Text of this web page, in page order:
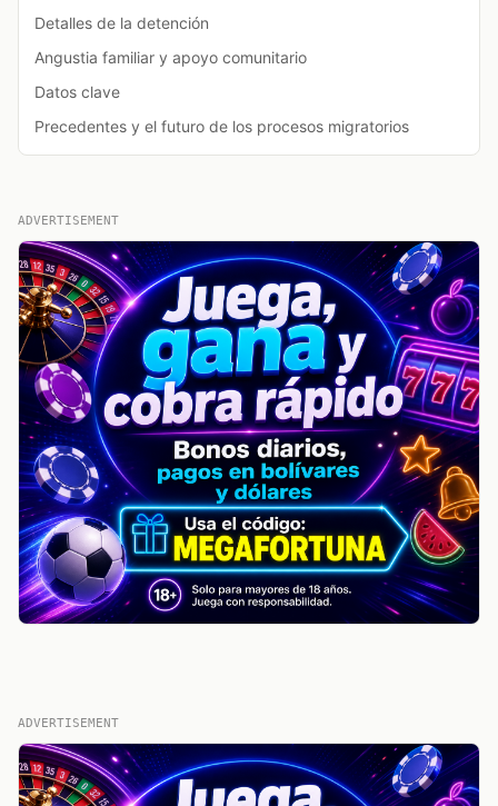
Detalles de la detención
Angustia familiar y apoyo comunitario
Datos clave
Precedentes y el futuro de los procesos migratorios
ADVERTISEMENT
ADVERTISEMENT